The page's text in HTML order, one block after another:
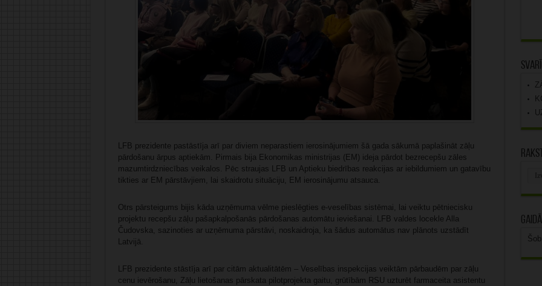
LFB prezidente pastāstīja arī par diviem neparastiem ierosinājumiem šā gada sākumā paplašināt zāļu
pārdošanu ārpus aptiekām. Pirmais bija Ekonomikas ministrijas (EM) ideja pārdot bezrecepšu zāles
mazumtirdzniecības veikalos. Pēc straujas LFB un Aptieku biedrības reakcijas ar iebildumiem un gatavību
tikties ar EM pārstāvjiem, lai skaidrotu situāciju, EM ierosinājumu atsauca.
Otrs pārsteigums bijis kāda uzņēmuma vēlme pieslēgties e-veselības sistēmai, lai veiktu pētniecisku
projektu recepšu zāļu pašapkalpošanās pārdošanas automātu ieviešanai. LFB valdes locekle Alla
Čudovska, sazinoties ar uzņēmuma pārstāvi, noskaidroja, ka šādus automātus nav plānots uzstādīt
Latvijā.
LFB prezidente stāstīja arī par citām aktualitātēm – Veselības inspekcijas veiktām pārbaudēm par zāļu
cenu ievērošanu, Zāļu lietošanas pārskata pilotprojekta gaitu, grūtībām RSU uzturēt farmaceita asistentu